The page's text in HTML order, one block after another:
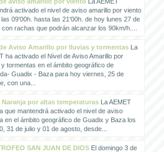
activado el nivel de aviso amarillo por viento
09'00h. hasta las 21'00h. de hoy lunes 27 de
con rachas que podrán alcanzar los 90km/h....
Aviso Amarillo por lluvias y tormentasLa
ha activado el Nivel de Aviso Amarillo por
tormentas en el ámbito geográfico de
Guadix - Baza para hoy viernes, 25 de
con una...
Naranja por altas temperaturasLa AEMET
que mantendrá activado el nivel de aviso
en el ámbito geográfico de Guadix y Baza los
31 de julio y 01 de agosto, desde...
SAN JUAN DE DIOSEl domingo 3 de